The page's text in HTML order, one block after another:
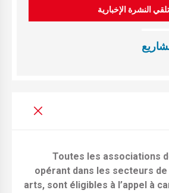
تلقي النشرة الإخبارية
Toutes les associations
opérant dans les secteurs
arts, sont éligibles à l’appel à